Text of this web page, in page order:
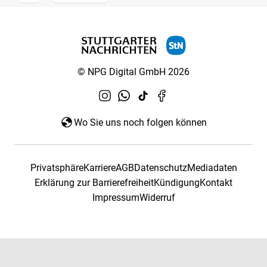
© NPG Digital GmbH 2026
Wo Sie uns noch folgen können
PrivatsphäreKarriereAGBDatenschutzMediadaten
Erklärung zur BarrierefreiheitKündigungKontakt
ImpressumWiderruf